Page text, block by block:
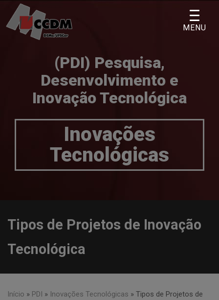
content
(PDI) Pesquisa,
Desenvolvimento e
Inovação Tecnológica
Inovações
Tecnológicas
Tipos de Projetos de Inovação
Tecnológica
Início » PDI » Inovações Tecnológicas » Tipos de Projetos de
MENU